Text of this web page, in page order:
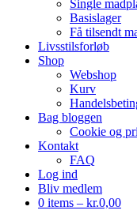
Single
Basislager
Få tilsendt
Livsstilsforløb
Shop
Webshop
Kurv
Bag bloggen
Cookie og
Kontakt
FAQ
Log ind
Bliv medlem
0 items – kr.0,00